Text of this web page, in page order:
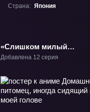
Страна: Япония
«Слишком милый
кризис» ТВ-1
Добавлена 12 серия